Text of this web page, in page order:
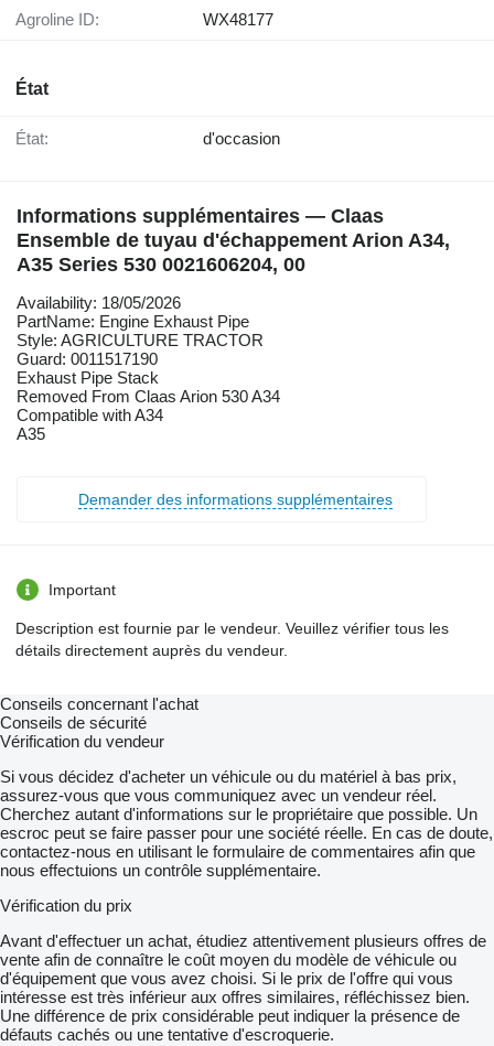
Agroline ID: WX48177
État
État: d'occasion
Informations supplémentaires — Claas
Ensemble de tuyau d'échappement Arion A34,
A35 Series 530 0021606204, 00
Availability: 18/05/2026
PartName: Engine Exhaust Pipe
Style: AGRICULTURE TRACTOR
Guard: 0011517190
Exhaust Pipe Stack
Removed From Claas Arion 530 A34
Compatible with A34
A35
Demander des informations supplémentaires
Important
Description est fournie par le vendeur. Veuillez vérifier tous les
détails directement auprès du vendeur.
Conseils concernant l'achat
Conseils de sécurité
Vérification du vendeur
Si vous décidez d'acheter un véhicule ou du matériel à bas prix,
assurez-vous que vous communiquez avec un vendeur réel.
Cherchez autant d'informations sur le propriétaire que possible. Un
escroc peut se faire passer pour une société réelle. En cas de doute,
contactez-nous en utilisant le formulaire de commentaires afin que
nous effectuions un contrôle supplémentaire.
Vérification du prix
Avant d'effectuer un achat, étudiez attentivement plusieurs offres de
vente afin de connaître le coût moyen du modèle de véhicule ou
d'équipement que vous avez choisi. Si le prix de l'offre qui vous
intéresse est très inférieur aux offres similaires, réfléchissez bien.
Une différence de prix considérable peut indiquer la présence de
défauts cachés ou une tentative d'escroquerie.